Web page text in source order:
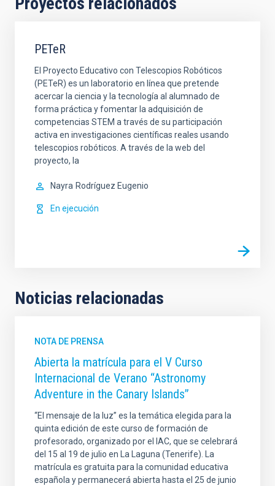
PETeR
El Proyecto Educativo con Telescopios Robóticos
(PETeR) es un laboratorio en línea que pretende
acercar la ciencia y la tecnología al alumnado de
forma práctica y fomentar la adquisición de
competencias STEM a través de su participación
activa en investigaciones científicas reales usando
telescopios robóticos. A través de la web del
proyecto, la
Nayra Rodríguez Eugenio
En ejecución
Noticias relacionadas
NOTA DE PRENSA
Abierta la matrícula para el V Curso
Internacional de Verano “Astronomy
Adventure in the Canary Islands”
“El mensaje de la luz” es la temática elegida para la
quinta edición de este curso de formación de
profesorado, organizado por el IAC, que se celebrará
del 15 al 19 de julio en La Laguna (Tenerife). La
matrícula es gratuita para la comunidad educativa
española y permanecerá abierta hasta el 25 de junio